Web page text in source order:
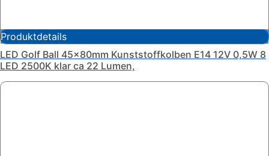
Produktdetails
LED Golf Ball 45x80mm Kunststoffkolben E14 12V 0,5W 8
LED 2500K klar ca 22 Lumen,